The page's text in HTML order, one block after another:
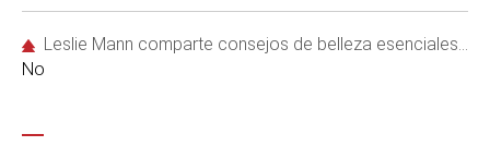
Leslie Mann comparte consejos de belleza esenciales con su hija Maude Apatow
No